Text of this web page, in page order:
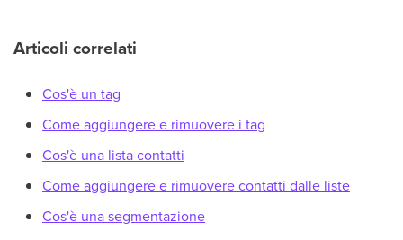
Articoli correlati
Cos'è un tag
Come aggiungere e rimuovere i tag
Cos'è una lista contatti
Come aggiungere e rimuovere contatti dalle liste
Cos'è una segmentazione